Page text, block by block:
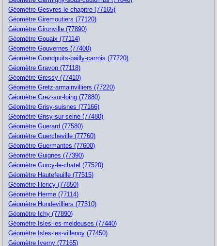
Géomètre Gesvres-le-chapitre (77165)
Géomètre Giremoutiers (77120)
Géomètre Gironville (77890)
Géomètre Gouaix (77114)
Géomètre Gouvernes (77400)
Géomètre Grandpuits-bailly-carrois (77720)
Géomètre Gravon (77118)
Géomètre Gressy (77410)
Géomètre Gretz-armainvilliers (77220)
Géomètre Grez-sur-loing (77880)
Géomètre Grisy-suisnes (77166)
Géomètre Grisy-sur-seine (77480)
Géomètre Guerard (77580)
Géomètre Guercheville (77760)
Géomètre Guermantes (77600)
Géomètre Guignes (77390)
Géomètre Gurcy-le-chatel (77520)
Géomètre Hautefeuille (77515)
Géomètre Hericy (77850)
Géomètre Herme (77114)
Géomètre Hondevilliers (77510)
Géomètre Ichy (77890)
Géomètre Isles-les-meldeuses (77440)
Géomètre Isles-les-villenoy (77450)
Géomètre Iverny (77165)